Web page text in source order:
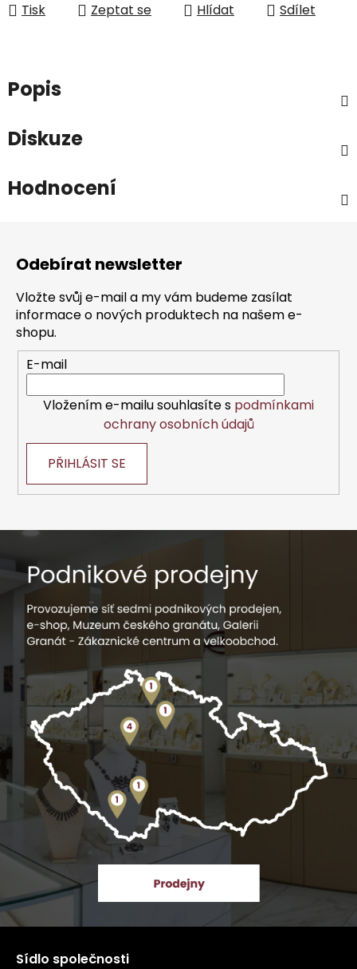
Tisk Zeptat se Hlídat Sdílet
Popis
Diskuze
Hodnocení
Odebírat newsletter
Vložte svůj e-mail a my vám budeme zasílat
informace o nových produktech na našem e-
shopu.
E-mail
Vložením e-mailu souhlasíte s podmínkami
ochrany osobních údajů
PŘIHLÁSIT SE
Sídlo společnosti